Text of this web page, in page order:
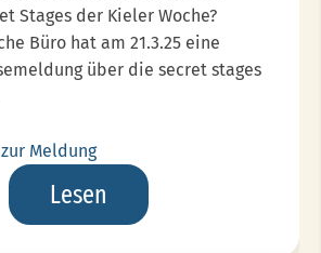
Stages der Kieler Woche?
Büro hat am 21.3.25 eine
über die secret stages
Meldung
Lesen
Pressemeldung
Kieler